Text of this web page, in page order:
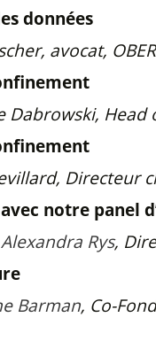
données
Head of
Directeur
notre panel
Alexandra Rys,
Barman, Co-